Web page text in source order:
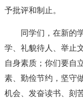
予批评和制止。
同学们，在新的
学、礼貌待人、举止
自身素质；你们要自
素、勤俭节约，坚守
机会、发奋读书、刻